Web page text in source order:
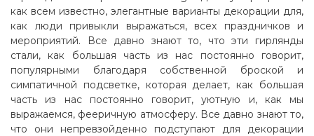
как всем известно, элегантные варианты декорации для,
как люди привыкли выражаться, всех праздничков и
мероприятий. Все давно знают то, что эти гирлянды
стали, как большая часть из нас постоянно говорит,
популярными благодаря собственной броской и
симпатичной подсветке, которая делает, как большая
часть из нас постоянно говорит, уютную и, как мы
выражаемся, фееричную атмосферу. Все давно знают то,
что они непревзойденно подступают для декорации